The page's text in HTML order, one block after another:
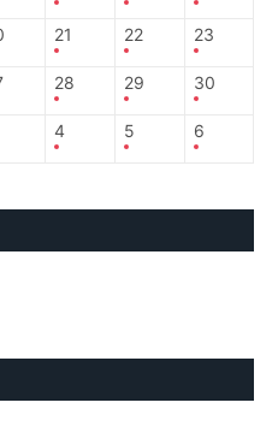
21 22 23
28 29 30
4 5 6